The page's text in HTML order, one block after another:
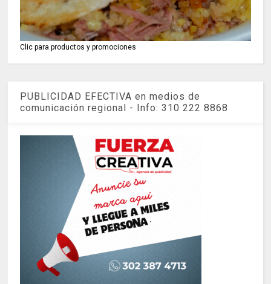
Clic para productos y promociones
PUBLICIDAD EFECTIVA en medios de
comunicación regional - Info: 310 222 8868